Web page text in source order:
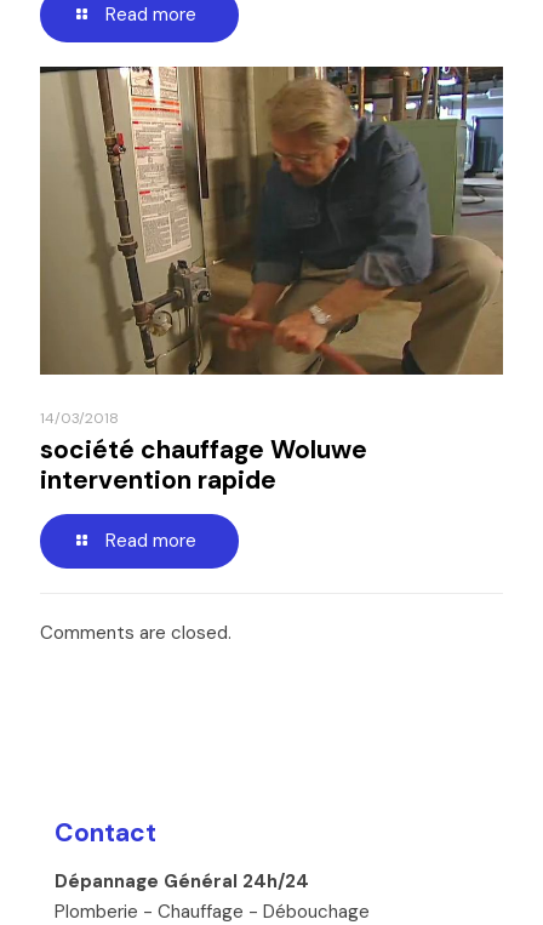
Read more
14/03/2018
société chauffage Woluwe
intervention rapide
Read more
Comments are closed.
Contact
Dépannage Général 24h/24
Plomberie - Chauffage - Débouchage